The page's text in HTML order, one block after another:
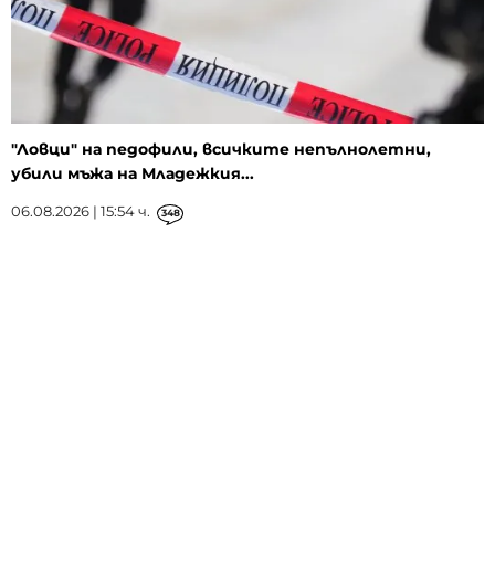
"Ловци" на педофили, всичките непълнолетни,
убили мъжа на Младежкия...
06.08.2026 | 15:54 ч. 348